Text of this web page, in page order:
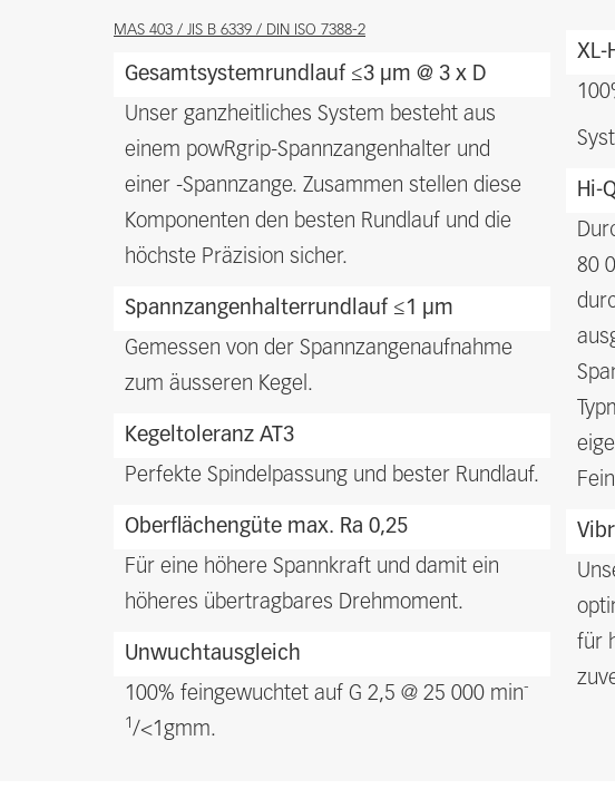
Features
benefits
MAS 403 / JIS B 6339 / DIN ISO 7388-2
Gesamtsystemrundlauf ≤3 µm @ 3 x D
Unser ganzheitliches System besteht aus
einem powRgrip-Spannzangenhalter und
einer -Spannzange. Zusammen stellen diese
Komponenten den besten Rundlauf und die
höchste Präzision sicher.
Spannzangenhalterrundlauf ≤1 μm
Gemessen von der Spannzangenaufnahme
zum äusseren Kegel.
Kegeltoleranz AT3
Perfekte Spindelpassung und bester Rundlauf.
Oberflächengüte max. Ra 0,25
Für eine höhere Spannkraft und damit ein
höheres übertragbares Drehmoment.
Unwuchtausgleich
100% feingewuchtet auf G 2,5 @ 25 000 min-
1 /<1gmm.
XL-
Hi-
80
für